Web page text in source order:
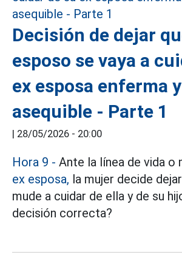
Decisión de dejar
esposo se vaya a
ex esposa enferma
asequible - Parte 1
| 28/05/2026 - 20:00
Hora 9 - Ante la línea de vida o
ex esposa, la mujer decide
mude a cuidar de ella y de su
decisión correcta?